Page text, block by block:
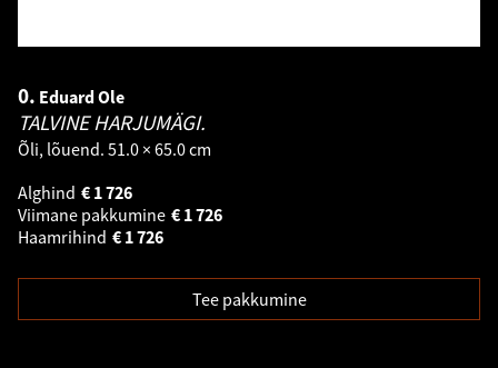
0. Eduard Ole
TALVINE HARJUMÄGI.
Õli, lõuend. 51.0 × 65.0 cm
Alghind
1 726
€
Viimane pakkumine
1 726
€
Haamrihind
1 726
€
Tee pakkumine